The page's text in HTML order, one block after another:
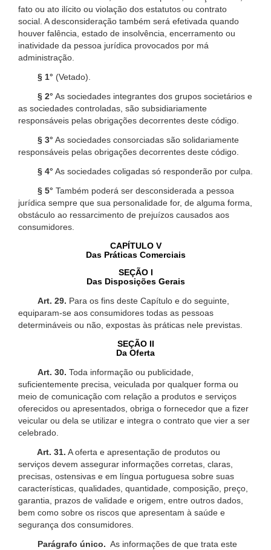
fato ou ato ilícito ou violação dos estatutos ou contrato
social. A desconsideração também será efetivada quando
houver falência, estado de insolvência, encerramento ou
inatividade da pessoa jurídica provocados por má
administração.
§ 1° (Vetado).
§ 2° As sociedades integrantes dos grupos societários e
as sociedades controladas, são subsidiariamente
responsáveis pelas obrigações decorrentes deste código.
§ 3° As sociedades consorciadas são solidariamente
responsáveis pelas obrigações decorrentes deste código.
§ 4° As sociedades coligadas só responderão por culpa.
§ 5° Também poderá ser desconsiderada a pessoa
jurídica sempre que sua personalidade for, de alguma forma,
obstáculo ao ressarcimento de prejuízos causados aos
consumidores.
CAPÍTULO V
Das Práticas Comerciais
SEÇÃO I
Das Disposições Gerais
Art. 29. Para os fins deste Capítulo e do seguinte,
equiparam-se aos consumidores todas as pessoas
determináveis ou não, expostas às práticas nele previstas.
SEÇÃO II
Da Oferta
Art. 30. Toda informação ou publicidade,
suficientemente precisa, veiculada por qualquer forma ou
meio de comunicação com relação a produtos e serviços
oferecidos ou apresentados, obriga o fornecedor que a fizer
veicular ou dela se utilizar e integra o contrato que vier a ser
celebrado.
Art. 31. A oferta e apresentação de produtos ou
serviços devem assegurar informações corretas, claras,
precisas, ostensivas e em língua portuguesa sobre suas
características, qualidades, quantidade, composição, preço,
garantia, prazos de validade e origem, entre outros dados,
bem como sobre os riscos que apresentam à saúde e
segurança dos consumidores.
Parágrafo único. As informações de que trata este